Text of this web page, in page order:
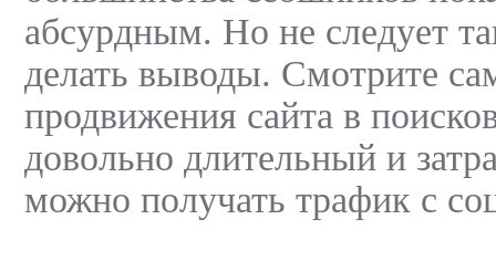
абсурдным. Но не следует
делать выводы. Смотрите
продвижения сайта в
довольно длительный и
можно получать трафик с